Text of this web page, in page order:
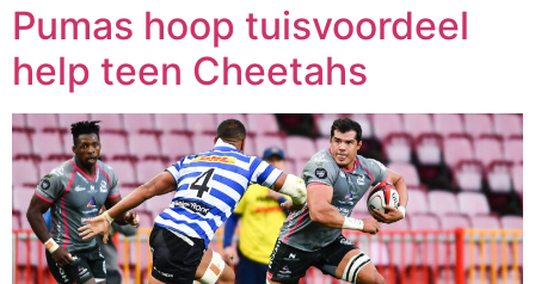
Pumas hoop tuisvoordeel
help teen Cheetahs